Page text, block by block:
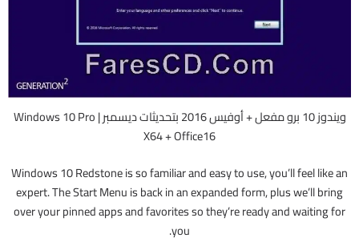
ويندوز 10 برو مفعل + أوفيس 2016 بتحديثات ديسمبر | Windows 10 Pro
X64 + Office16
Windows 10 Redstone is so familiar and easy to use, you’ll feel like an
expert. The Start Menu is back in an expanded form, plus we’ll bring
over your pinned apps and favorites so they’re ready and waiting for
you.